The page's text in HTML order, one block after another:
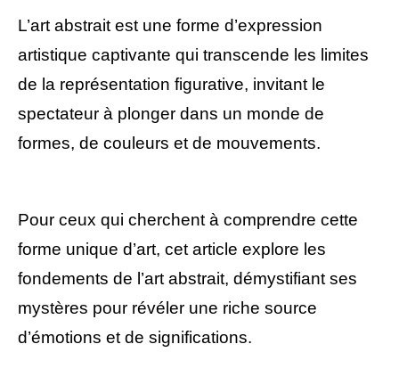
L’art abstrait est une forme d’expression
artistique captivante qui transcende les limites
de la représentation figurative, invitant le
spectateur à plonger dans un monde de
formes, de couleurs et de mouvements.
Pour ceux qui cherchent à comprendre cette
forme unique d’art, cet article explore les
fondements de l’art abstrait, démystifiant ses
mystères pour révéler une riche source
d’émotions et de significations.